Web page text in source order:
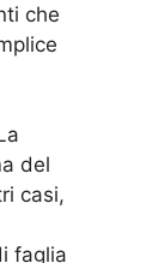
che
del
casi,
faglia